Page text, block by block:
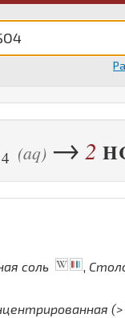
4 (aq) → 2 H
соль
(>